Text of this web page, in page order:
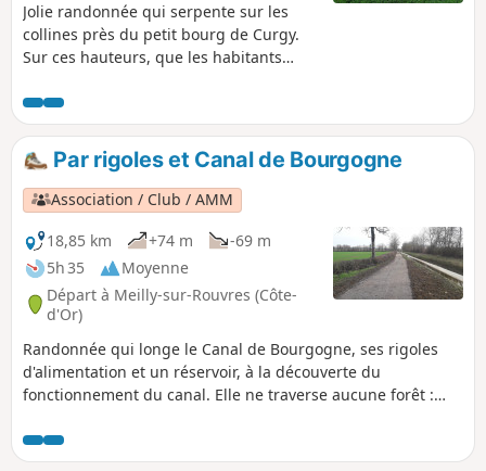
Jolie randonnée qui serpente sur les
collines près du petit bourg de Curgy.
Sur ces hauteurs, que les habitants
vous profiterez de superbes vues sur
l'Autunois et sur la montagne
Morvandelle si proche.
Par rigoles et Canal de Bourgogne
Association / Club / AMM
18,85 km
+74 m
-69 m
5h 35
Moyenne
Départ à Meilly-sur-Rouvres (Côte-
d'Or)
Randonnée qui longe le Canal de Bourgogne, ses rigoles
d'alimentation et un réservoir, à la découverte du
fonctionnement du canal. Elle ne traverse aucune forêt :
gibier. C'est donc une belle randonnée pour les journées
ensoleillées d'hiver.